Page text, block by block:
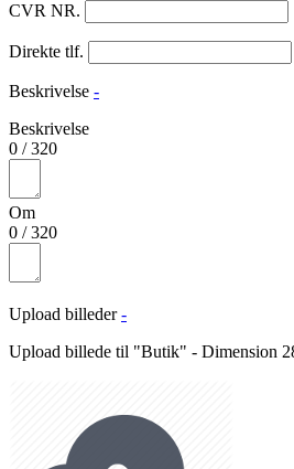
CVR NR.
Direkte tlf.
Beskrivelse -
Beskrivelse
0 /320
Om
0 /320
Upload billeder -
Upload billede til "Butik" - Dimension